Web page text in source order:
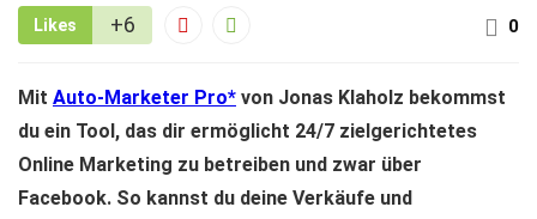
0
Likes +6
Mit Auto-Marketer Pro
von Jonas Klaholz bekommst
du ein Tool, das dir ermöglicht 24/7 zielgerichtetes
Online Marketing zu betreiben und zwar über
Facebook. So kannst du deine Verkäufe und